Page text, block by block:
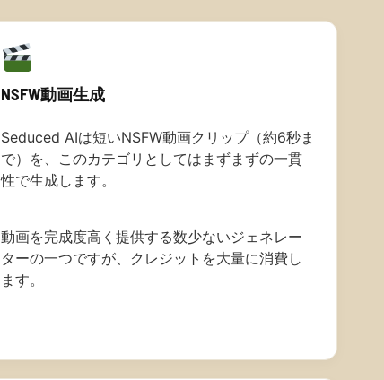
NSFW動画生成
Seduced AIは短いNSFW動画クリップ（約6秒ま
で）を、このカテゴリとしてはまずまずの一貫
性で生成します。
動画を完成度高く提供する数少ないジェネレー
ターの一つですが、クレジットを大量に消費し
ます。